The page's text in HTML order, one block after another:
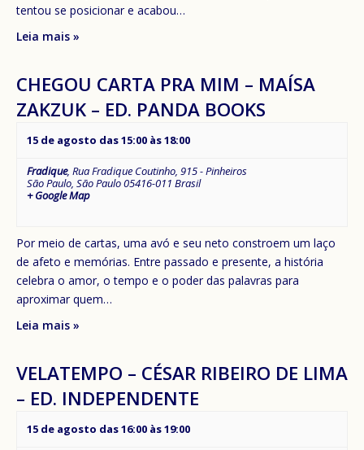
tentou se posicionar e acabou…
Leia mais »
CHEGOU CARTA PRA MIM – MAÍSA
ZAKZUK – ED. PANDA BOOKS
15 de agosto das 15:00 às18:00
Fradique, Rua Fradique Coutinho, 915 - Pinheiros
São Paulo, São Paulo05416-011 Brasil
+ Google Map
Por meio de cartas, uma avó e seu neto constroem um laço
de afeto e memórias. Entre passado e presente, a história
celebra o amor, o tempo e o poder das palavras para
aproximar quem…
Leia mais »
VELATEMPO – CÉSAR RIBEIRO DE LIMA
– ED. INDEPENDENTE
15 de agosto das 16:00 às19:00